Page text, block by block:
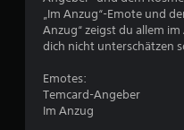
„Im Anzug“-Emote und
Anzug“ zeigst du allem
dich nicht unterschätzen
Emotes:
Temcard-Angeber
Im Anzug